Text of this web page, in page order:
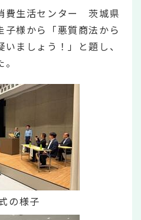
費生活センター 茨城県
様から「悪質商法から
ましょう！」と題し、
の様子